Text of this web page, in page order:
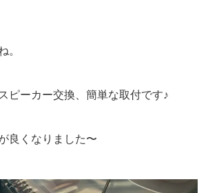
。
ピーカー交換、簡単な取付です♪
良くなりました〜